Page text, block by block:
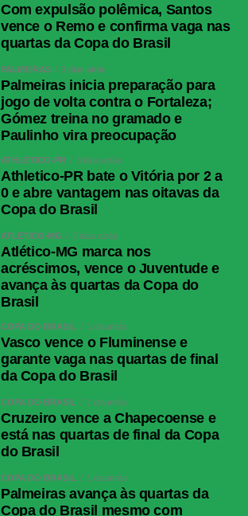
Com expulsão polêmica, Santos
vence o Remo e confirma vaga nas
quartas da Copa do Brasil
PALMEIRAS 3 dias atrás
Palmeiras inicia preparação para
jogo de volta contra o Fortaleza;
Gómez treina no gramado e
Paulinho vira preocupação
ATHLETICO-PR 3 dias atrás
Athletico-PR bate o Vitória por 2 a
0 e abre vantagem nas oitavas da
Copa do Brasil
ATLÉTICO-MG 2 dias atrás
Atlético-MG marca nos
acréscimos, vence o Juventude e
avança às quartas da Copa do
Brasil
COPA DO BRASIL 1 dia atrás
Vasco vence o Fluminense e
garante vaga nas quartas de final
da Copa do Brasil
COPA DO BRASIL 1 dia atrás
Cruzeiro vence a Chapecoense e
está nas quartas de final da Copa
do Brasil
COPA DO BRASIL 1 dia atrás
Palmeiras avança às quartas da
Copa do Brasil mesmo com